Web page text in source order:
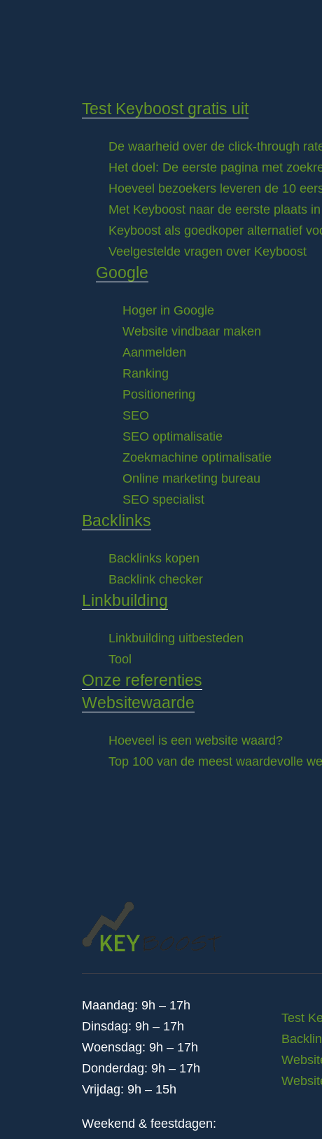
Test Keyboost gratis uit
De waarheid over de click-through
Het doel: De eerste pagina met
Hoeveel bezoekers leveren de 10
Met Keyboost naar de eerste plaats
Keyboost als goedkoper alternatief
Veelgestelde vragen over Keyboost
Google
Hoger in Google
Website vindbaar maken
Aanmelden
Ranking
Positionering
SEO
SEO optimalisatie
Zoekmachine optimalisatie
Online marketing bureau
SEO specialist
Backlinks
Backlinks kopen
Backlink checker
Linkbuilding
Linkbuilding uitbesteden
Tool
Onze referenties
Websitewaarde
Hoeveel is een website waard?
Top 100 van de meest waardevolle
Maandag: 9h – 17h
Dinsdag: 9h – 17h
Woensdag: 9h – 17h
Donderdag: 9h – 17h
Vrijdag: 9h – 15h
Weekend & feestdagen:
Test